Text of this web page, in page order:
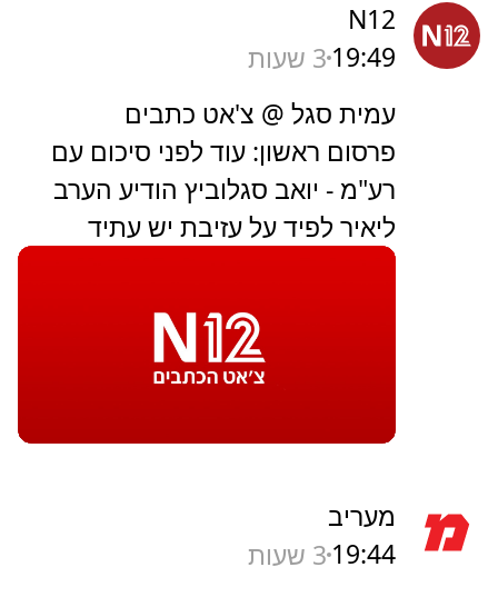
N12
19:49 3 שעות
עמית סגל @ צ'אט כתבים
פרסום ראשון: עוד לפני סיכום עם
רע"מ - יואב סגלוביץ הודיע הערב
ליאיר לפיד על עזיבת יש עתיד
מעריב
19:44 3 שעות